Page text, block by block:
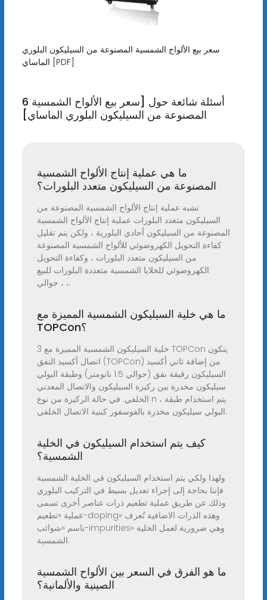
سعر بيع الألواح الشمسية المصنوعة من السيليكون البلوري
الماساي [PDF]
6 أسئلة شائعة حول [سعر بيع الألواح الشمسية
المصنوعة من السيليكون البلوري الماساي]
ما هي عملية إنتاج الألواح الشمسية
المصنوعة من السيليكون متعدد البلورات؟
تشبه عملية إنتاج الألواح الشمسية المصنوعة من
السيليكون متعدد البلورات عملية إنتاج الألواح الشمسية
المصنوعة من السيليكون أحادي البلورية ، ولكن يتم تقليل
كفاءة التحويل الكهروضوئي للألواح الشمسية المصنوعة
من السيليكون متعدد البلورات ، وكفاءة التحويل
الكهروضوئي للخلايا الشمسية متعددة البلورات للبيع
حوالي ، ،.
ما هي خلية السيليكون الشمسية المميزة مع
TOPCon؟
3 خلية السيليكون الشمسية المميزة مع TOPCon يتكون
اتصال أكسيد النفق (TOPCon) من إضافة ثاني أكسيد
السيليكون رقيقة نفق (حوالي 1.5 نانومتر) وطبقة البولي
سيليكون مخدرة بين ركيزة السيليكون والاتصال المعدني
الخلفي. في حالة الركيزة من نوع n ، يتم استخدام طبقة
البولي سيليكون مخدرة بالفوسفور كبنية الاتصال الخلفي.
كيف يتم استخدام السيليكون في الخلية
الشمسية؟
ولهذا ولكي يتم استخدام السيليكون في الخلية الشمسية
فإننا بحاجة إلى إجراء تعديل بسيط في التركيب البلوري
وذلك عن طريق عملية تطعيم ذرات عناصر أخرى تسمى
عملية «تطعيم-doping» وهذه الذرات الاضافية تُعرف
باسم «شوائب-impurities» وهي ضرورية لعمل الخلية
الشمسية.
ما هو الفرق في السعر بين الألواح الشمسية
الصينية والألمانية؟